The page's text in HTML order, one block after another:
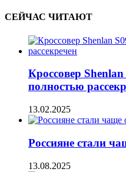
СЕЙЧАС ЧИТАЮТ
Кроссовер
полностью
13.02.2025
Россияне стали
13.08.2025